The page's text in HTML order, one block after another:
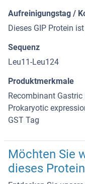
Aufreinigungstag /
Dieses GIP Protein
Sequenz
Leu11-Leu124
Produktmerkmale
Recombinant
Prokaryotic
GST Tag
Möchten Sie
dieses